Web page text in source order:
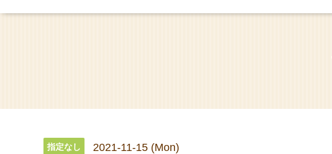
指定なし 2021-11-15 (Mon)